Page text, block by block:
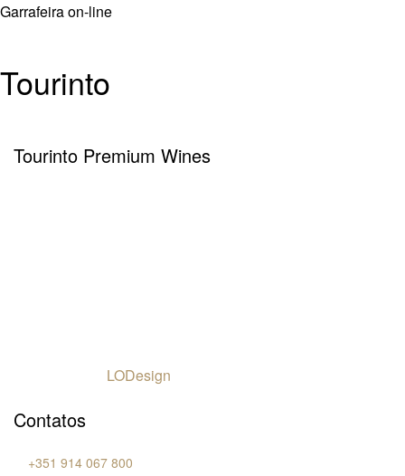
Garrafeira on-line
Tourinto
Tourinto Premium Wines
LODesign
Contatos
+351 914 067 800